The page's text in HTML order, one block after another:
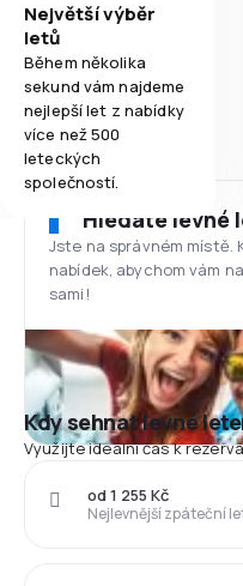
Největší výběr
letů
Během několika
sekund vám najdeme
nejlepší let z nabídky
více než 500
leteckých
společností.
Hledáte levné
Jste na správném místě.
nabídek, abychom vám
sami!
Kdy sehnat levné
Využijte ideální čas k
Nejlevnější zpáteční
od 1 255 Kč